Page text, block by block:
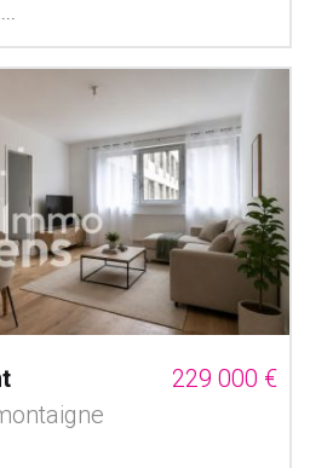
229 000 €